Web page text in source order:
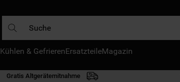
Kühlen & GefrierenErsatzteileMagazin
Gratis Altgerätemitnahme
DIE HÄUFIGSTEN SUCHANFRAGEN